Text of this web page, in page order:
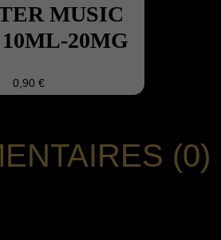
MUSIC
20MG
0,90 €
(0)